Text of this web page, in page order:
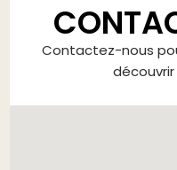
Contactez-nous